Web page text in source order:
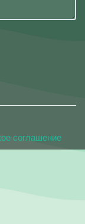
соглашение